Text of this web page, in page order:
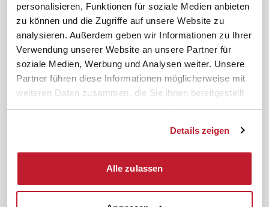
personalisieren, Funktionen für soziale Medien anbieten
zu können und die Zugriffe auf unsere Website zu
analysieren. Außerdem geben wir Informationen zu Ihrer
Verwendung unserer Website an unsere Partner für
soziale Medien, Werbung und Analysen weiter. Unsere
Partner führen diese Informationen möglicherweise mit
weiteren Daten zusammen, die Sie ihnen bereitgestellt
haben oder die sie im Rahmen Ihrer Nutzung der
Details zeigen
Alle zulassen
Newsletter
ifb-medien
Bahn Sondertarif
meinifb
Downloads & Formulare
FAQ
Betriebsrat gründen
BEM
BR-Wahl
SBV-Wahl
JAV-Wahl
News & Fachthemen
Rechtsprechung
Sicherheit durch geprüfte
Qualität!